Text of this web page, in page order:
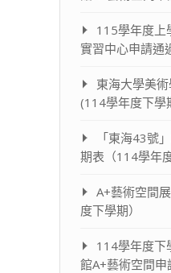
115學年度上
實習中心申請通
東海大學美
(114學年度下學
「東海43號
期表（114學年
A+藝術空間
度下學期）
114學年度下
館A+藝術空間申